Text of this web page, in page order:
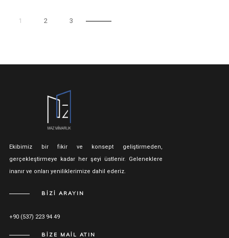
1 2 3
Ekibimiz bir fikir ve konsept geliştirmeden,
gerçekleştirmeye kadar her şeyi üstlenir. Geleneklere
inanır ve onları yeniliklerimize dahil ederiz.
BİZİ ARAYIN
+90 (537) 223 94 49
BİZE MAİL ATIN